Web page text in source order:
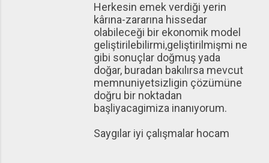
Herkesin emek verdiği yerin
kârına-zararına hissedar
olabileceği bir ekonomik model
geliştirilebilirmi,geliştirilmişmi ne
gibi sonuçlar doğmuş yada
doğar, buradan bakılırsa mevcut
memnuniyetsizligin çözümüne
doğru bir noktadan
başliyacagimiza inanıyorum.
Saygılar iyi çalışmalar hocam